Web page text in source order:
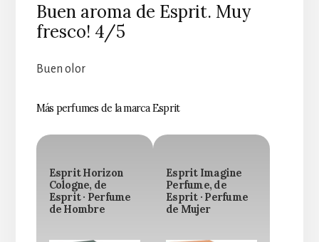
Buen aroma de Esprit. Muy
fresco! 4/5
Buen olor
Más perfumes de la marca Esprit
Esprit Horizon
Cologne, de
Esprit · Perfume
de Hombre
Esprit Imagine
Perfume, de
Esprit · Perfume
de Mujer